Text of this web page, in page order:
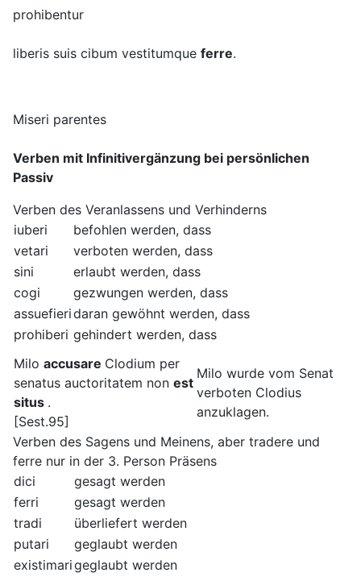
prohibentur
liberis suis cibum vestitumque ferre.
Miseri parentes
Verben mit Infinitivergänzung bei persönlichen
Passiv
Verben des Veranlassens und Verhinderns
iuberi
befohlen werden, dass
vetari
verboten werden, dass
sini
erlaubt werden, dass
cogi
gezwungen werden, dass
assuefieridaran gewöhnt werden, dass
prohiberi gehindert werden, dass
Milo accusare Clodium per
senatus auctoritatem non est
situs .
[Sest.95]
Milo wurde vom Senat
verboten Clodius
anzuklagen.
Verben des Sagens und Meinens, aber tradere und
ferre nur in der 3. Person Präsens
dici
gesagt werden
ferri
gesagt werden
tradi
überliefert werden
putari
geglaubt werden
existimarigeglaubt werden